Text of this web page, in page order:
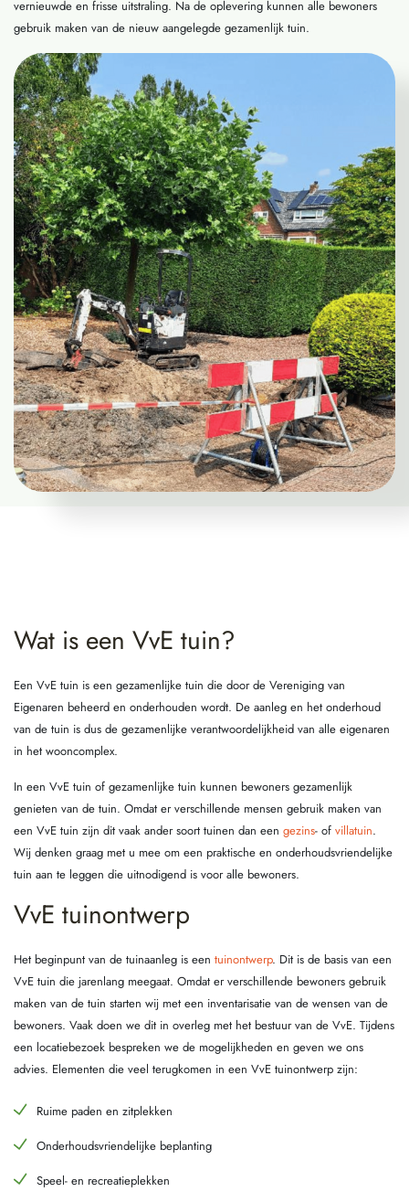
vernieuwde en frisse uitstraling. Na de oplevering kunnen alle bewoners
gebruik maken van de nieuw aangelegde gezamenlijk tuin.
Wat is een VvE tuin?
Een VvE tuin is een gezamenlijke tuin die door de Vereniging van
Eigenaren beheerd en onderhouden wordt. De aanleg en het onderhoud
van de tuin is dus de gezamenlijke verantwoordelijkheid van alle eigenaren
in het wooncomplex.
In een VvE tuin of gezamenlijke tuin kunnen bewoners gezamenlijk
genieten van de tuin. Omdat er verschillende mensen gebruik maken van
een VvE tuin zijn dit vaak ander soort tuinen dan een gezins- of villatuin.
Wij denken graag met u mee om een praktische en onderhoudsvriendelijke
tuin aan te leggen die uitnodigend is voor alle bewoners.
VvE tuinontwerp
Het beginpunt van de tuinaanleg is een tuinontwerp. Dit is de basis van een
VvE tuin die jarenlang meegaat. Omdat er verschillende bewoners gebruik
maken van de tuin starten wij met een inventarisatie van de wensen van de
bewoners. Vaak doen we dit in overleg met het bestuur van de VvE. Tijdens
een locatiebezoek bespreken we de mogelijkheden en geven we ons
advies. Elementen die veel terugkomen in een VvE tuinontwerp zijn:
Ruime paden en zitplekken
Onderhoudsvriendelijke beplanting
Speel- en recreatieplekken